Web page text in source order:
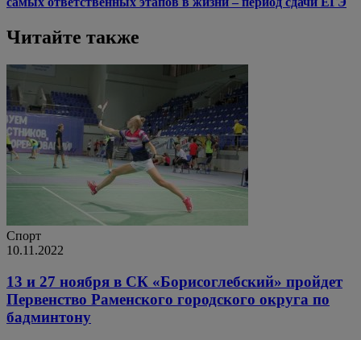
Читайте также
Спорт
10.11.2022
13 и 27 ноября в СК «Борисоглебский» пройдет
Первенство Раменского городского округа по
бадминтону